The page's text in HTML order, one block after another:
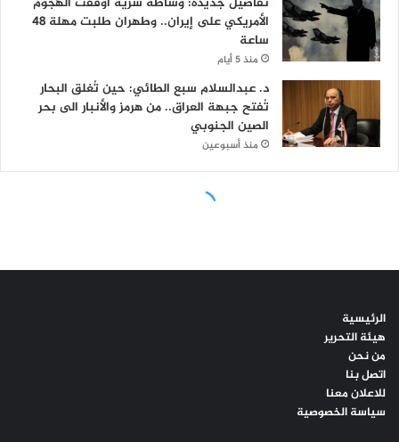
الرئيسية
هيئة التحرير
من نحن
اتصل بنا
للاعلان معنا
سياسة الخصوصية